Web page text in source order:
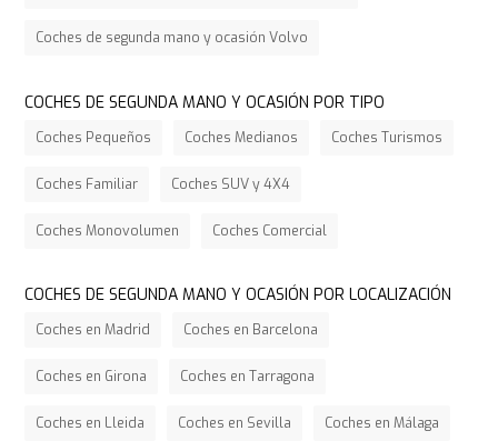
Coches de segunda mano y ocasión Volvo
COCHES DE SEGUNDA MANO Y OCASIÓN POR TIPO
Coches Pequeños Coches Medianos Coches Turismos
Coches Familiar Coches SUV y 4X4
Coches Monovolumen Coches Comercial
COCHES DE SEGUNDA MANO Y OCASIÓN POR LOCALIZACIÓN
Coches en Madrid Coches en Barcelona
Coches en Girona Coches en Tarragona
Coches en Lleida Coches en Sevilla Coches en Málaga